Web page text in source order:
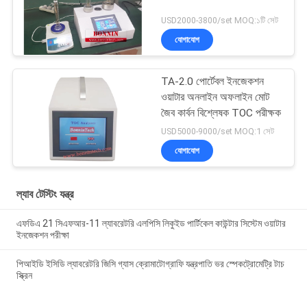
USD2000-3800/set MOQ:১টি সেট
যোগাযোগ
TA-2.0 পোর্টেবল ইনজেকশন
ওয়াটার অনলাইন অফলাইন মোট
জৈব কার্বন বিশ্লেষক TOC পরীক্ষক
USD5000-9000/set MOQ:1 সেট
যোগাযোগ
ল্যাব টেস্টিং যন্ত্র
এফডিএ 21 সিএফআর-11 ল্যাবরেটরি এলপিসি লিকুইড পার্টিকেল কাউন্টার সিস্টেম ওয়াটার
ইনজেকশন পরীক্ষা
পিআইডি ইসিডি ল্যাবরেটরি জিসি গ্যাস ক্রোমাটোগ্রাফি যন্ত্রপাতি ভর স্পেকট্রোমেট্রি টাচ
স্ক্রিন